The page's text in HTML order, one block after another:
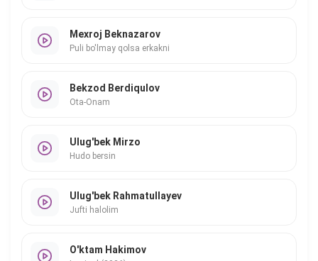
Mexroj Beknazarov
Puli bo'lmay qolsa erkakni
Bekzod Berdiqulov
Ota-Onam
Ulug'bek Mirzo
Hudo bersin
Ulug'bek Rahmatullayev
Jufti halolim
O'ktam Hakimov